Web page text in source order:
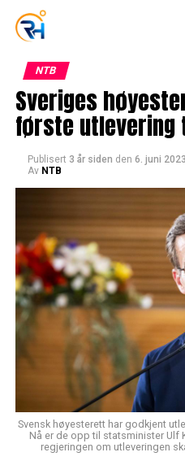
NTB
Sveriges
første utlevering
Publisert 3 år siden den 6. juni 2023
Av NTB
Svensk høyesterett har godkjent
Nå er de opp til statsminister
regjeringen om utleveringen